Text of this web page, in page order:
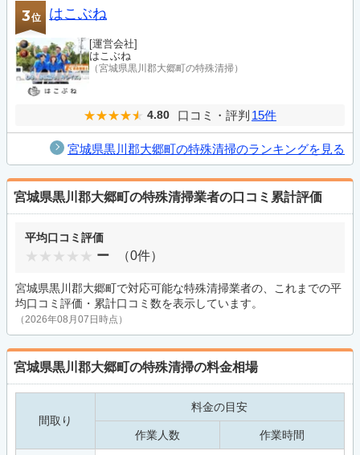
3位 はこぶね
[運営会社]
はこぶね
（宮城県黒川郡大郷町の特殊清掃）
4.80 口コミ・評判 15件
宮城県黒川郡大郷町の特殊清掃のランキングを見る
宮城県黒川郡大郷町の特殊清掃業者の口コミ累計評価
平均口コミ評価
ー （0件）
宮城県黒川郡大郷町で対応可能な特殊清掃業者の、これまでの平
均口コミ評価・累計口コミ数を表示しています。
（2026年08月07日時点）
宮城県黒川郡大郷町の特殊清掃の料金相場
間取り
料金の目安
作業人数 作業時間